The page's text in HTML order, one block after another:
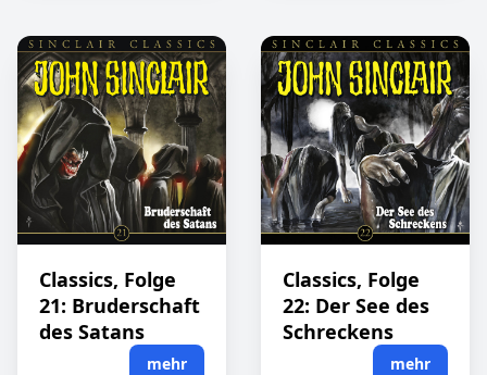
Classics, Folge
21: Bruderschaft
des Satans
mehr
Classics, Folge
22: Der See des
Schreckens
mehr